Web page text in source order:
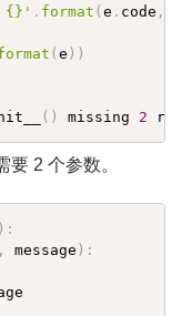
{}' . format (e . code ,
(e ) )
( ) missing 2
2 个参数。
) :
, message ) :